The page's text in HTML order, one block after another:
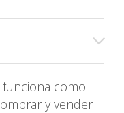
como
y vender